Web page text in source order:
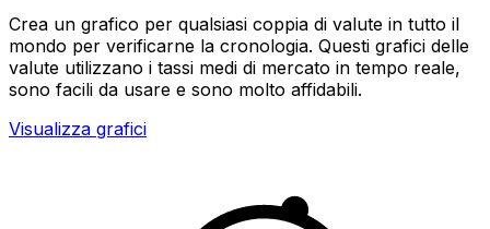
Crea un grafico per qualsiasi coppia di valute in tutto il
mondo per verificarne la cronologia. Questi grafici delle
valute utilizzano i tassi medi di mercato in tempo reale,
sono facili da usare e sono molto affidabili.
Visualizza grafici